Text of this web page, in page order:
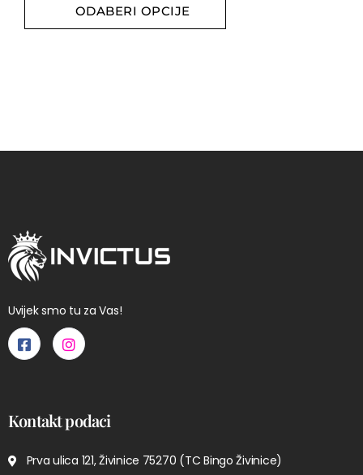
ODABERI OPCIJE
Uvijek smo tu za Vas!
Kontakt podaci
Prva ulica 121, Živinice 75270 (TC Bingo Živinice)